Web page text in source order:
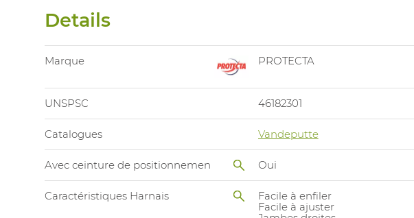
Details
Marque PROTECTA
UNSPSC 46182301
Catalogues Vandeputte
Avec ceinture de positionnemen Oui
Caractéristiques Harnais
Facile à enfiler
Facile à ajuster